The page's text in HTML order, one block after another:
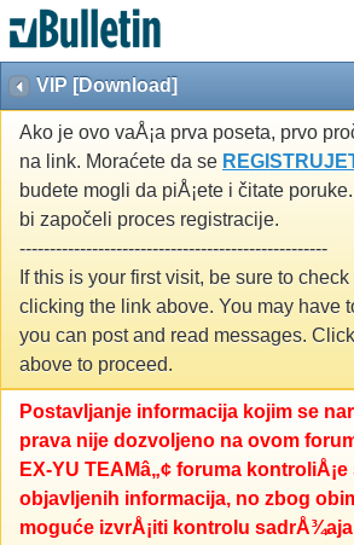
VIP [Download]
Ako je ovo vaÅ¡a prva poseta, prvo
na link. Moraćete da se
budete mogli da piÅ¡ete i čitate
bi započeli proces registracije.
---------------------------------------------------
If this is your first visit, be sure to
clicking the link above. You may have
you can post and read messages.
above to proceed.
Postavljanje informacija kojim se
prava nije dozvoljeno na ovom
EX-YU TEAMâ„¢ foruma
objavljenih informacija, no zbog
moguće izvrÅ¡iti kontrolu